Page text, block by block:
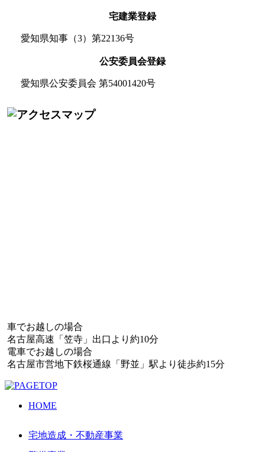
宅建業登録
愛知県知事（3）第22136号
公安委員会登録
愛知県公安委員会 第54001420号
車でお越しの場合
名古屋高速「笠寺」出口より約10分
電車でお越しの場合
名古屋市営地下鉄桜通線「野並」駅より徒歩約15分
HOME
宅地造成・不動産事業